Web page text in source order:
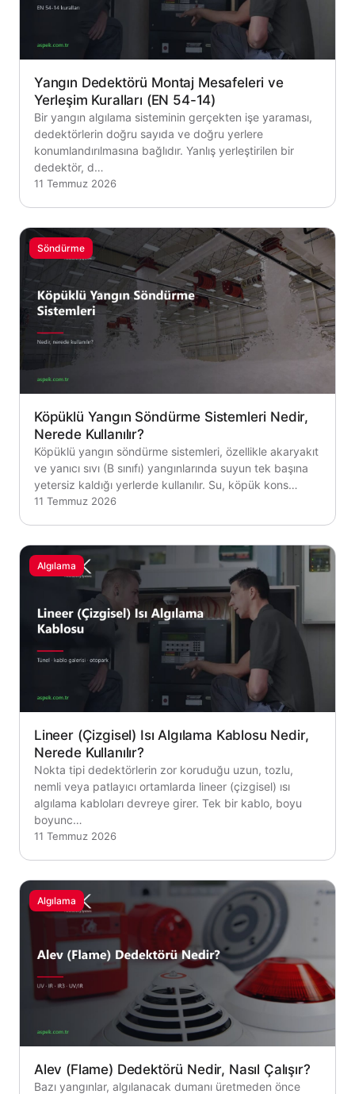
Yangın Dedektörü Montaj Mesafeleri ve
Yerleşim Kuralları (EN 54-14)
Bir yangın algılama sisteminin gerçekten işe yaraması,
dedektörlerin doğru sayıda ve doğru yerlere
konumlandırılmasına bağlıdır. Yanlış yerleştirilen bir
dedektör, d…
11 Temmuz 2026
Söndürme
Köpüklü Yangın Söndürme Sistemleri Nedir,
Nerede Kullanılır?
Köpüklü yangın söndürme sistemleri, özellikle akaryakıt
ve yanıcı sıvı (B sınıfı) yangınlarında suyun tek başına
yetersiz kaldığı yerlerde kullanılır. Su, köpük kons…
11 Temmuz 2026
Algılama
Lineer (Çizgisel) Isı Algılama Kablosu Nedir,
Nerede Kullanılır?
Nokta tipi dedektörlerin zor koruduğu uzun, tozlu,
nemli veya patlayıcı ortamlarda lineer (çizgisel) ısı
algılama kabloları devreye girer. Tek bir kablo, boyu
boyunc…
11 Temmuz 2026
Algılama
Alev (Flame) Dedektörü Nedir, Nasıl Çalışır?
Bazı yangınlar, algılanacak dumanı üretmeden önce